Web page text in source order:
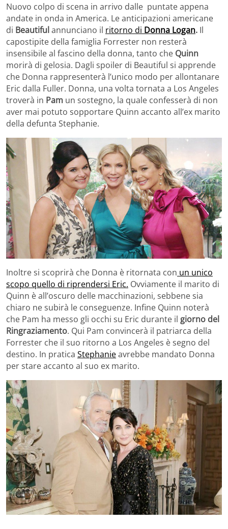
Nuovo colpo di scena in arrivo dalle puntate appena
andate in onda in America. Le anticipazioni americane
di Beautiful annunciano il ritorno di Donna Logan. Il
capostipite della famiglia Forrester non resterà
insensibile al fascino della donna, tanto che Quinn
morirà di gelosia. Dagli spoiler di Beautiful si apprende
che Donna rappresenterà l’unico modo per allontanare
Eric dalla Fuller. Donna, una volta tornata a Los Angeles
troverà in Pam un sostegno, la quale confesserà di non
aver mai potuto sopportare Quinn accanto all’ex marito
della defunta Stephanie.
Inoltre si scoprirà che Donna è ritornata con un unico
scopo quello di riprendersi Eric. Ovviamente il marito di
Quinn è all’oscuro delle macchinazioni, sebbene sia
chiaro ne subirà le conseguenze. Infine Quinn noterà
che Pam ha messo gli occhi su Eric durante il giorno del
Ringraziamento. Qui Pam convincerà il patriarca della
Forrester che il suo ritorno a Los Angeles è segno del
destino. In pratica Stephanieavrebbe mandato Donna
per stare accanto al suo ex marito.